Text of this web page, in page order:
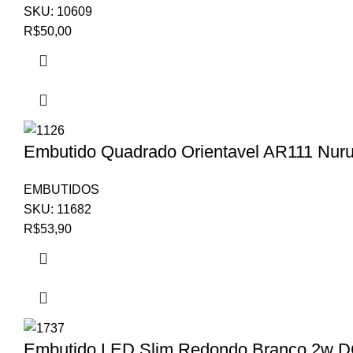
SKU: 10609
R$50,00
Embutido Quadrado Orientavel AR111 Nuru
EMBUTIDOS
SKU: 11682
R$53,90